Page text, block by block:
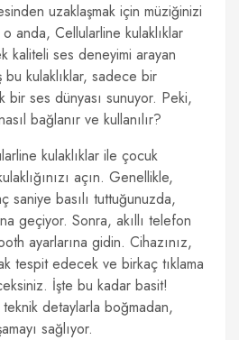
uzaklaşmak için müziğinizi
anda, Cellularline kulaklıklar
kaliteli ses deneyimi arayan
bu kulaklıklar, sadece bir
ses dünyası sunuyor. Peki,
bağlanır ve kullanılır?
kulaklıklar ile çocuk
açın. Genellikle,
saniye basılı tuttuğunuzda,
geçiyor. Sonra, akıllı telefon
ayarlarına gidin. Cihazınız,
tespit edecek ve birkaç tıklama
İşte bu kadar basit!
teknik detaylarla boğmadan,
sağlıyor.